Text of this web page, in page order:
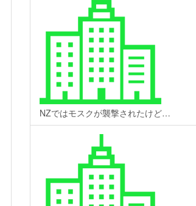
NZではモスクが襲撃されたけど…